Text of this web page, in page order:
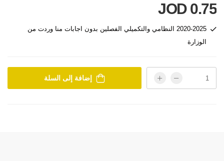
0.75 JOD
2020-2025 النظامي والتكميلي الفصلين بدون اجابات منا وردت من
الوزارة
إضافة إلى السلة